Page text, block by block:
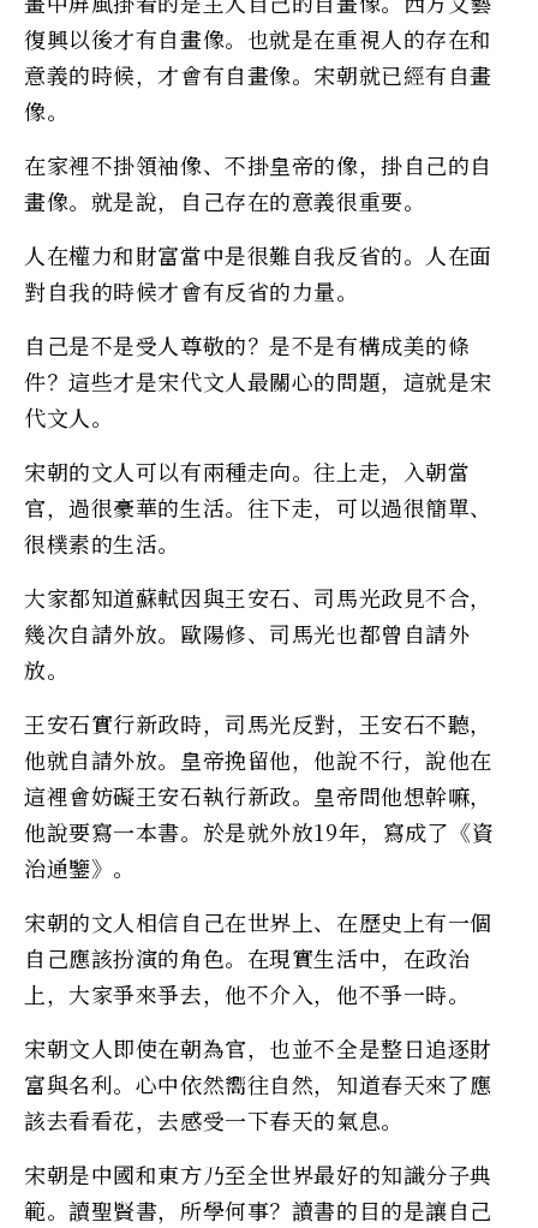
復興以後才有自畫像。也就是在重視人的存在和
意義的時候，才會有自畫像。宋朝就已經有自畫
像。
在家裡不掛領袖像、不掛皇帝的像，掛自己的自
畫像。就是說，自己存在的意義很重要。
人在權力和財富當中是很難自我反省的。人在面
對自我的時候才會有反省的力量。
自己是不是受人尊敬的？是不是有構成美的條
件？這些才是宋代文人最關心的問題，這就是宋
代文人。
宋朝的文人可以有兩種走向。往上走，入朝當
官，過很豪華的生活。往下走，可以過很簡單、
很樸素的生活。
大家都知道蘇軾因與王安石、司馬光政見不合，
幾次自請外放。歐陽修、司馬光也都曾自請外
放。
王安石實行新政時，司馬光反對，王安石不聽，
他就自請外放。皇帝挽留他，他說不行，說他在
這裡會妨礙王安石執行新政。皇帝問他想幹嘛，
他說要寫一本書。於是就外放19年，寫成了《資
治通鑒》。
宋朝的文人相信自己在世界上、在歷史上有一個
自己應該扮演的角色。在現實生活中，在政治
上，大家爭來爭去，他不介入，他不爭一時。
宋朝文人即使在朝為官，也並不全是整日追逐財
富與名利。心中依然嚮往自然，知道春天來了應
該去看看花，去感受一下春天的氣息。
宋朝是中國和東方乃至全世界最好的知識分子典
範。讀聖賢書，所學何事？讀書的目的是讓自己